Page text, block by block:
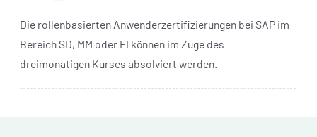
Die rollenbasierten Anwenderzertifizierungen bei SAP im
Bereich SD, MM oder FI können im Zuge des
dreimonatigen Kurses absolviert werden.